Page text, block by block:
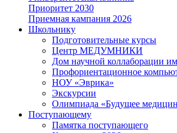
Приоритет 2030
Приемная кампания 2026
Школьнику
Подготовительные курсы
Центр МЕДУМНИКИ
Дом научной коллаборации
Профориентационное
НОУ «Эврика»
Экскурсии
Олимпиада «Будущее
Поступающему
Памятка поступающего